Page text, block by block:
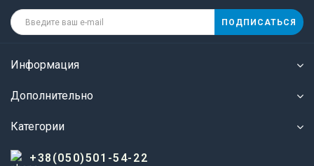
ПОДПИСАТЬСЯ
Информация
Дополнительно
Категории
+38(050)501-54-22